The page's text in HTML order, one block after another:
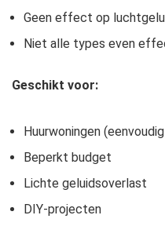
Geen effect op
Niet alle types even
Geschikt voor:
Huurwoningen
Beperkt budget
Lichte geluidsoverlast
DIY-projecten